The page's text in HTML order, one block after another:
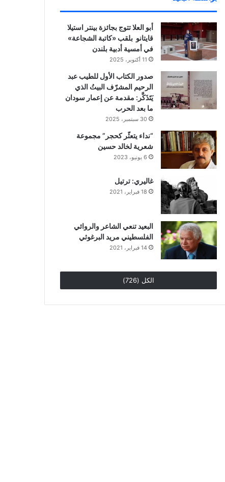
أبو العلا تتوج بجائزة بينتر استيلا
قايتانو بلقب «كاتبة الشجاعة»
في أمسية أدبية بلندن
11 أكتوبر، 2025
صدور الكتاب الأول للطيب عبد
الرحيم المشرّف البيتُ الذي
يَتَذَكَّر: مقدمة عن إعمار سودان
ما بعد الحرب
30 سبتمبر، 2025
“نداء يتعثّر كحجر” مجموعة
شعرية لخالد حسين
6 يونيو، 2023
غاليري: ترتيل
18 فبراير، 2021
البعيد تنعي الشاعر والروائي
الفلسطيني مريد البرغوثي
14 فبراير، 2021
الكل (726)